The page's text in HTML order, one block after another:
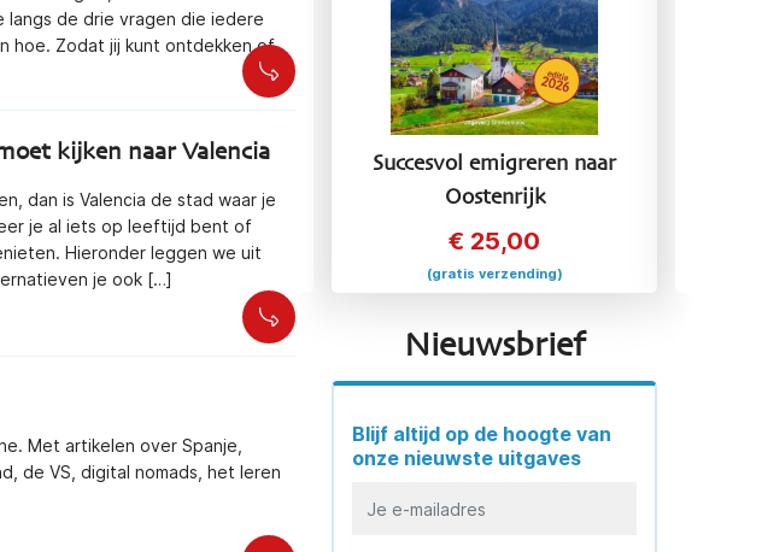
langs de drie vragen die iedere
hoe. Zodat jij kunt ontdekken of
kijken naar Valencia
dan is Valencia de stad waar je
je al iets op leeftijd bent of
Hieronder leggen we uit
je ook […]
Met artikelen over Spanje,
de VS, digital nomads, het leren
Succesvol emigreren naar
Griekenland
€ 25,00
(gratis verzending)
Succesvol emigreren naar
Oostenrijk
€ 25,00
(gratis verzending)
Nieuwsbrief
Blijf altijd op de hoogte van
onze nieuwste uitgaves